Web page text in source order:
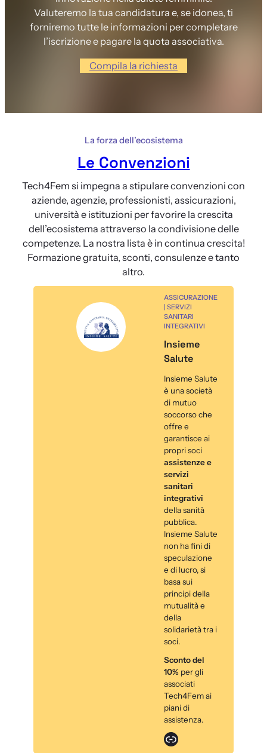
Valuteremo la tua candidatura e, se idonea, ti
forniremo tutte le informazioni per completare
l’iscrizione e pagare la quota associativa.
Compila la richiesta
La forza dell’ecosistema
Le Convenzioni
Tech4Fem si impegna a stipulare convenzioni con
aziende, agenzie, professionisti, assicurazioni,
università e istituzioni per favorire la crescita
dell’ecosistema attraverso la condivisione delle
competenze. La nostra lista è in continua crescita!
Formazione gratuita, sconti, consulenze e tanto
altro.
ASSICURAZIONE
| SERVIZI
SANITARI
INTEGRATIVI
Insieme
Salute
Insieme Salute
è una società
di mutuo
soccorso che
offre e
garantisce ai
propri soci
assistenze e
servizi
sanitari
integrativi
della sanità
pubblica.
Insieme Salute
non ha fini di
speculazione
e di lucro, si
basa sui
principi della
mutualità e
della
solidarietà tra i
soci.
Sconto del
10% per gli
associati
Tech4Fem ai
piani di
assistenza.
Link